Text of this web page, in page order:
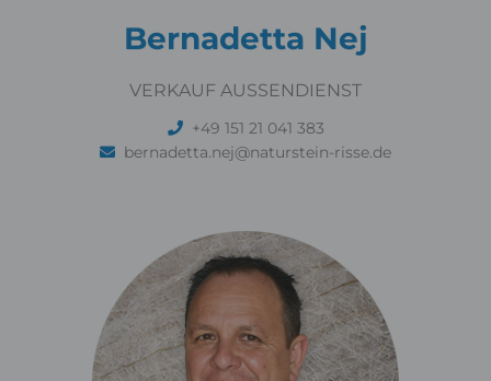
Bernadetta Nej
VERKAUF AUSSENDIENST
+49 151 21 041 383
bernadetta.nej@naturstein-risse.de